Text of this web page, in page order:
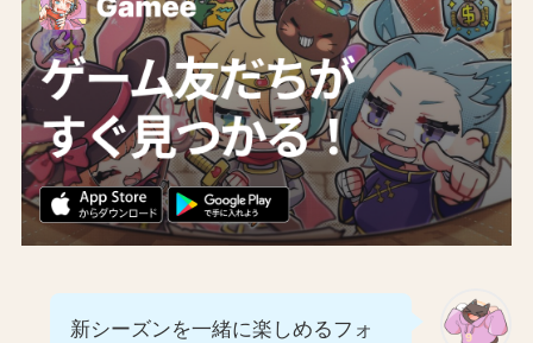
新シーズンを一緒に楽しめるフォ